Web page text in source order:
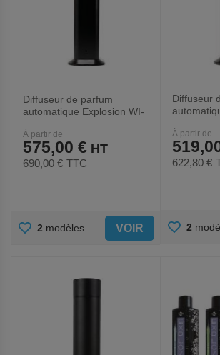
Diffuseur de parfum
automatique Explosion WI-
À partir de
575,00 €
690,00 € TTC
AJOUTER
FAVORIS
2 modèles VOIR
Diffuseur
À partir de
622,80 €
2